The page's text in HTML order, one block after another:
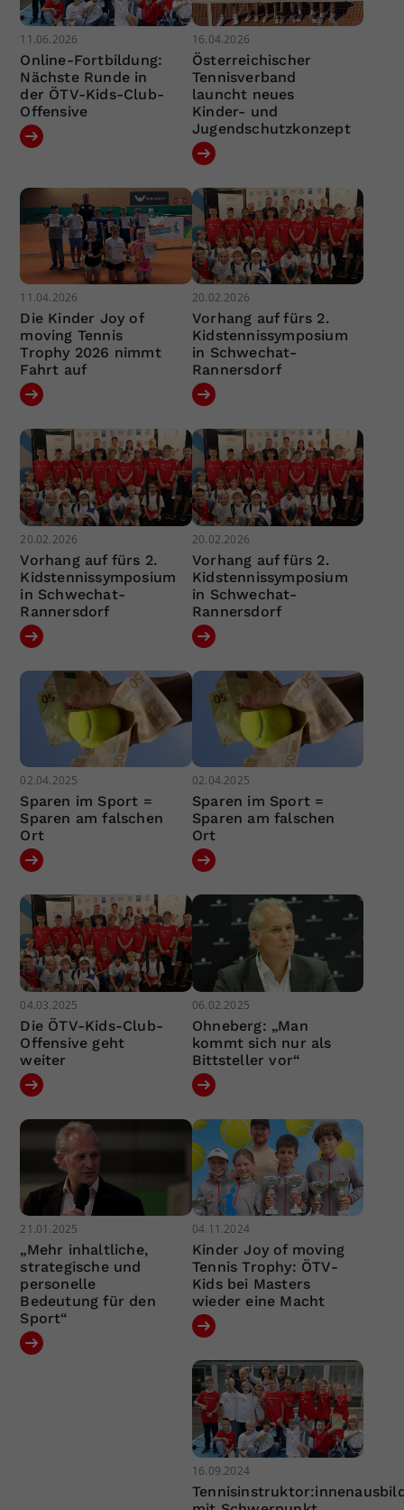
11.06.2026
Online-Fortbildung:
Nächste Runde in
der ÖTV-Kids-Club-
Offensive
16.04.2026
Österreichischer
Tennisverband
launcht neues
Kinder- und
Jugendschutzkonzept
11.04.2026
Die Kinder Joy of
moving Tennis
Trophy 2026 nimmt
Fahrt auf
20.02.2026
Vorhang auf fürs 2.
Kidstennissymposium
in Schwechat-
Rannersdorf
20.02.2026
Vorhang auf fürs 2.
Kidstennissymposium
in Schwechat-
Rannersdorf
20.02.2026
Vorhang auf fürs 2.
Kidstennissymposium
in Schwechat-
Rannersdorf
02.04.2025
Sparen im Sport =
Sparen am falschen
Ort
02.04.2025
Sparen im Sport =
Sparen am falschen
Ort
04.03.2025
Die ÖTV-Kids-Club-
Offensive geht
weiter
06.02.2025
Ohneberg: „Man
kommt sich nur als
Bittsteller vor“
21.01.2025
„Mehr inhaltliche,
strategische und
personelle
Bedeutung für den
Sport“
04.11.2024
Kinder Joy of moving
Tennis Trophy: ÖTV-
Kids bei Masters
wieder eine Macht
16.09.2024